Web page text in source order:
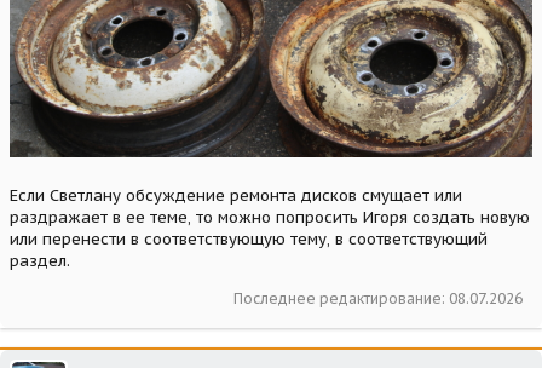
Если Светлану обсуждение ремонта дисков смущает или
раздражает в ее теме, то можно попросить Игоря создать новую
или перенести в соответствующую тему, в соответствующий
раздел.
Последнее редактирование: 08.07.2026